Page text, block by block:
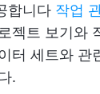
합니다 작업
젝트 보기와
터 세트와 관
.